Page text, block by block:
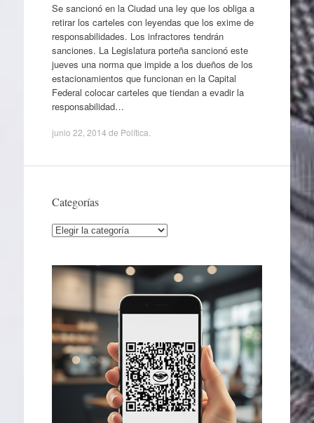
Se sancionó en la Ciudad una ley que los obliga a
retirar los carteles con leyendas que los exime de
responsabilidades. Los infractores tendrán
sanciones. La Legislatura porteña sancionó este
jueves una norma que impide a los dueños de los
estacionamientos que funcionan en la Capital
Federal colocar carteles que tiendan a evadir la
responsabilidad…
junio 22, 2014 de Política
Categorías
Categorías